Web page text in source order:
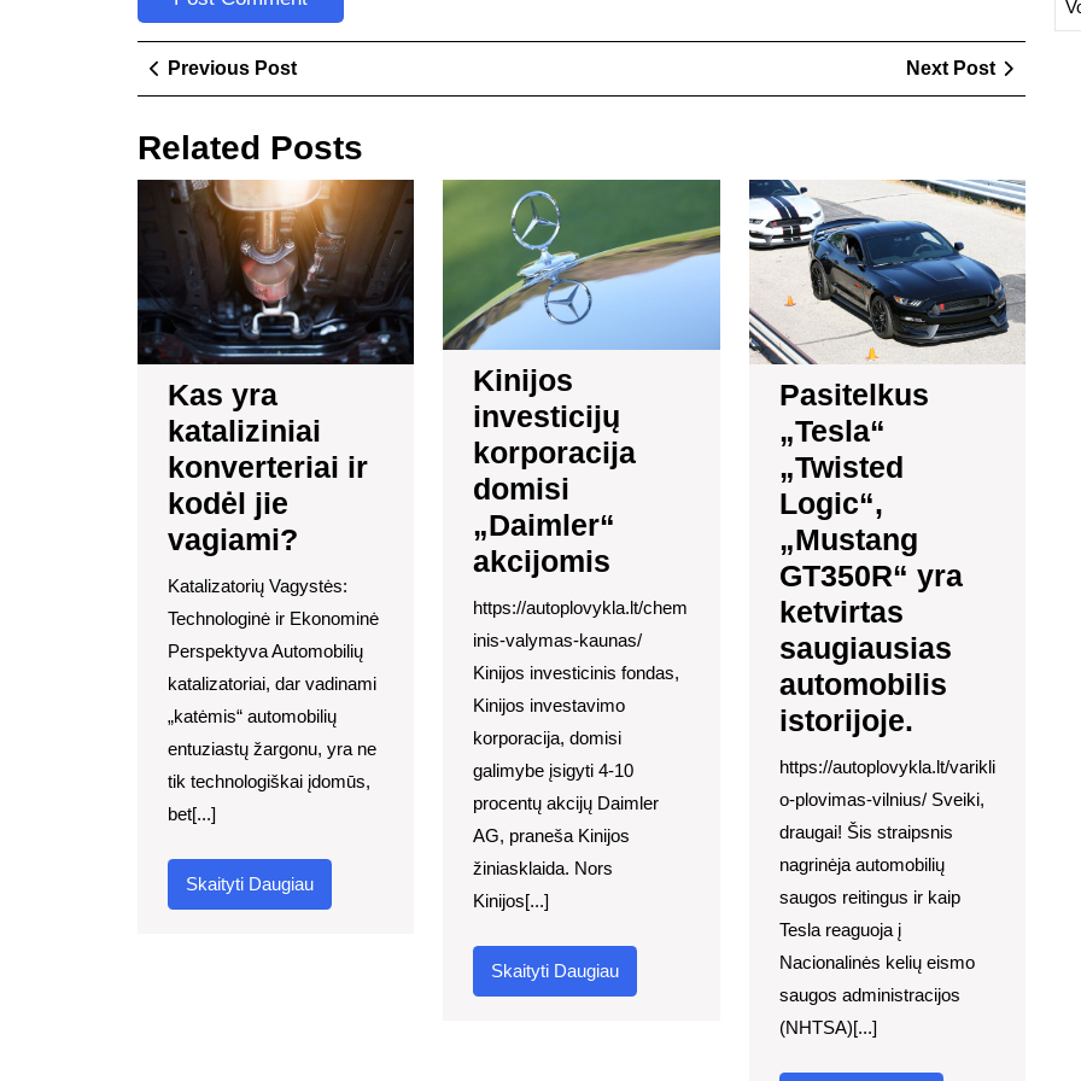
Navigacija
tarp
įrašų
Previous PostPrevious
Post
Next Post
Next
Post
Related Posts
Kas
kataliziniai
kodėl
vagiami?
Kas yra
kataliziniai
konverteriai ir
kodėl jie
vagiami?
Katalizatorių Vagystės:
Technologinė ir Ekonominė
Perspektyva Automobilių
katalizatoriai, dar vadinami
„katėmis“ automobilių
entuziastų žargonu, yra ne
tik technologiškai įdomūs,
bet[...]
Skaityti DaugiauSkaityti
Daugiau
Kinijos
investicijų
korporacija
„Daimler“
akcijomis
Kinijos
investicijų
korporacija
domisi
„Daimler“
akcijomis
https://autoplovykla.lt/chem
inis-valymas-kaunas/
Kinijos investicinis fondas,
Kinijos investavimo
korporacija, domisi
galimybe įsigyti 4-10
procentų akcijų Daimler
AG, praneša Kinijos
žiniasklaida. Nors
Kinijos[...]
Skaityti DaugiauSkaityti
Daugiau
„Tesla“
Logic“,
Pasitelkus
„Tesla“
„Twisted
Logic“,
„Mustang
GT350R“ yra
ketvirtas
saugiausias
automobilis
istorijoje.
https://autoplovykla.lt/varikli
o-plovimas-vilnius/ Sveiki,
draugai! Šis straipsnis
nagrinėja automobilių
saugos reitingus ir kaip
Tesla reaguoja į
Nacionalinės kelių eismo
saugos administracijos
(NHTSA)[...]